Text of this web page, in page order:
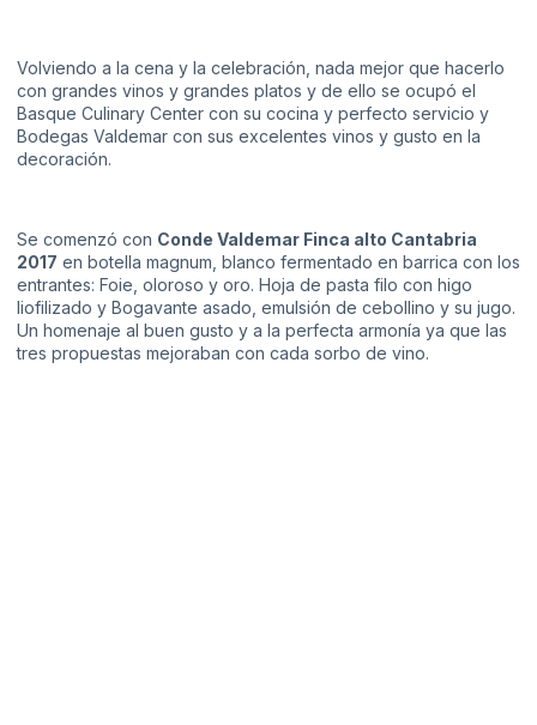
Volviendo a la cena y la celebración, nada mejor que hacerlo
con grandes vinos y grandes platos y de ello se ocupó el
Basque Culinary Center con su cocina y perfecto servicio y
Bodegas Valdemar con sus excelentes vinos y gusto en la
decoración.
Se comenzó con Conde Valdemar Finca alto Cantabria
2017 en botella magnum, blanco fermentado en barrica con los
entrantes: Foie, oloroso y oro. Hoja de pasta filo con higo
liofilizado y Bogavante asado, emulsión de cebollino y su jugo.
Un homenaje al buen gusto y a la perfecta armonía ya que las
tres propuestas mejoraban con cada sorbo de vino.